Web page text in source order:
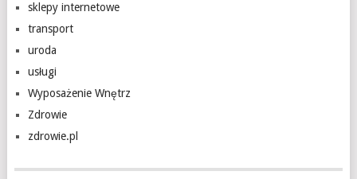
sklepy internetowe
transport
uroda
usługi
Wyposażenie Wnętrz
Zdrowie
zdrowie.pl